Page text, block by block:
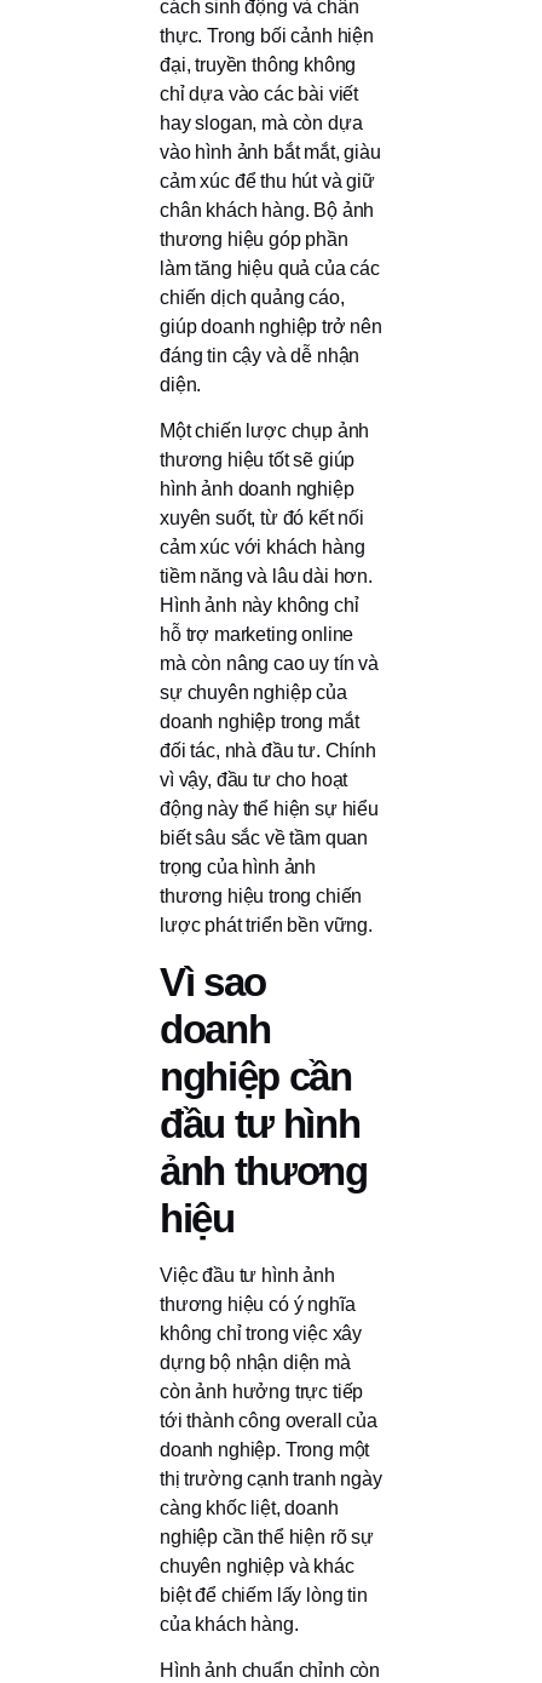
cách sinh động và chân
thực. Trong bối cảnh hiện
đại, truyền thông không
chỉ dựa vào các bài viết
hay slogan, mà còn dựa
vào hình ảnh bắt mắt, giàu
cảm xúc để thu hút và giữ
chân khách hàng. Bộ ảnh
thương hiệu góp phần
làm tăng hiệu quả của các
chiến dịch quảng cáo,
giúp doanh nghiệp trở nên
đáng tin cậy và dễ nhận
diện.
Một chiến lược chụp ảnh
thương hiệu tốt sẽ giúp
hình ảnh doanh nghiệp
xuyên suốt, từ đó kết nối
cảm xúc với khách hàng
tiềm năng và lâu dài hơn.
Hình ảnh này không chỉ
hỗ trợ marketing online
mà còn nâng cao uy tín và
sự chuyên nghiệp của
doanh nghiệp trong mắt
đối tác, nhà đầu tư. Chính
vì vậy, đầu tư cho hoạt
động này thể hiện sự hiểu
biết sâu sắc về tầm quan
trọng của hình ảnh
thương hiệu trong chiến
lược phát triển bền vững.
Vì sao
doanh
nghiệp cần
đầu tư hình
ảnh thương
hiệu
Việc đầu tư hình ảnh
thương hiệu có ý nghĩa
không chỉ trong việc xây
dựng bộ nhận diện mà
còn ảnh hưởng trực tiếp
tới thành công overall của
doanh nghiệp. Trong một
thị trường cạnh tranh ngày
càng khốc liệt, doanh
nghiệp cần thể hiện rõ sự
chuyên nghiệp và khác
biệt để chiếm lấy lòng tin
của khách hàng.
Hình ảnh chuẩn chỉnh còn